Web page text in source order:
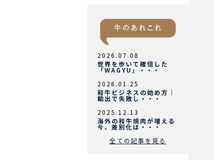
2026.07.08
世界を歩いて確信した
「WAGYU」・・・
2026.01.25
和牛ビジネスの始め方｜
輸出で失敗し・・・
2025.12.13
海外の和牛焼肉が増える
今、差別化は・・・
全ての記事を見る